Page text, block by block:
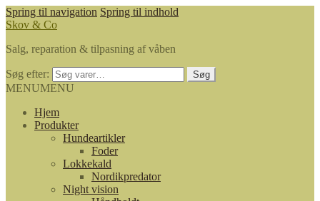
Spring til navigation Spring til indhold
Skov & Co
Salg, reparation & tilpasning af våben
Søg efter: Søg
MENUMENU
Hjem
Produkter
Hundeartikler
Foder
Lokkekald
Nordikpredator
Night vision